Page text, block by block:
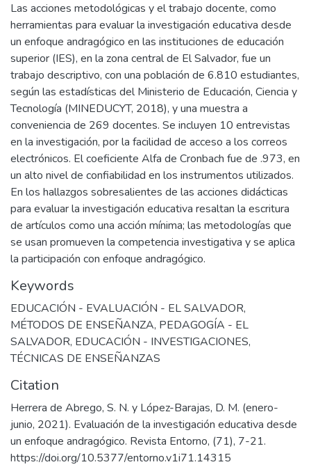
Las acciones metodológicas y el trabajo docente, como
herramientas para evaluar la investigación educativa desde
un enfoque andragógico en las instituciones de educación
superior (IES), en la zona central de El Salvador, fue un
trabajo descriptivo, con una población de 6.810 estudiantes,
según las estadísticas del Ministerio de Educación, Ciencia y
Tecnología (MINEDUCYT, 2018), y una muestra a
conveniencia de 269 docentes. Se incluyen 10 entrevistas
en la investigación, por la facilidad de acceso a los correos
electrónicos. El coeficiente Alfa de Cronbach fue de .973, en
un alto nivel de confiabilidad en los instrumentos utilizados.
En los hallazgos sobresalientes de las acciones didácticas
para evaluar la investigación educativa resaltan la escritura
de artículos como una acción mínima; las metodologías que
se usan promueven la competencia investigativa y se aplica
la participación con enfoque andragógico.
Keywords
EDUCACIÓN - EVALUACIÓN - EL SALVADOR,
MÉTODOS DE ENSEÑANZA, PEDAGOGÍA - EL
SALVADOR, EDUCACIÓN - INVESTIGACIONES,
TÉCNICAS DE ENSEÑANZAS
Citation
Herrera de Abrego, S. N. y López-Barajas, D. M. (enero-
junio, 2021). Evaluación de la investigación educativa desde
un enfoque andragógico. Revista Entorno, (71), 7-21.
https://doi.org/10.5377/entorno.v1i71.14315